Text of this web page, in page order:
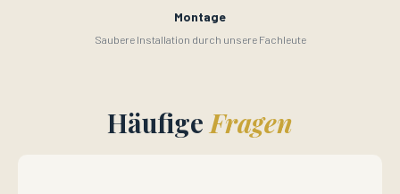
Montage
Saubere Installation durch unsere Fachleute
Häufige Fragen